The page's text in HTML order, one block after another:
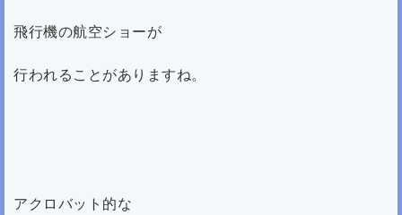
飛行機の航空ショーが
行われることがありますね。
アクロバット的な